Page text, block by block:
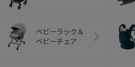
ベビーラック＆
ベビーチェア